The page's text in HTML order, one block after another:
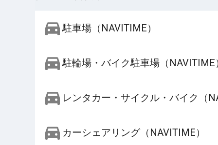
駐車場（NAVITIME）
駐輪場・バイク駐車場（NAVITIME
レンタカー・サイクル・バイク（
カーシェアリング（NAVITIME）